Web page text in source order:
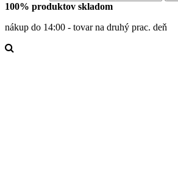
100% produktov skladom
nákup do 14:00 - tovar na druhý prac. deň